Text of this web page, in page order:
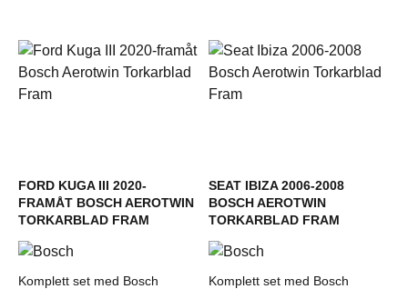
FORD KUGA III 2020-
FRAMÅT BOSCH AEROTWIN
TORKARBLAD FRAM
Komplett set med Bosch
SEAT IBIZA 2006-2008
BOSCH AEROTWIN
TORKARBLAD FRAM
Komplett set med Bosch